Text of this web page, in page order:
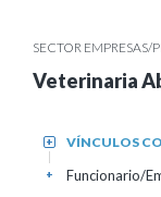
SECTOR
Veterinaria
VÍNCULOS
+
Funcionario/
+